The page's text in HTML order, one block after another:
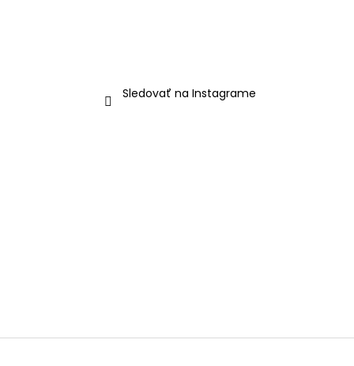
Sledovať na Instagrame